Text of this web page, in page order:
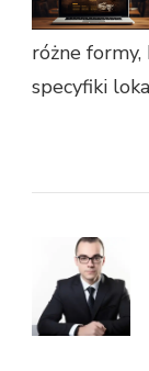
różne
specyfiki